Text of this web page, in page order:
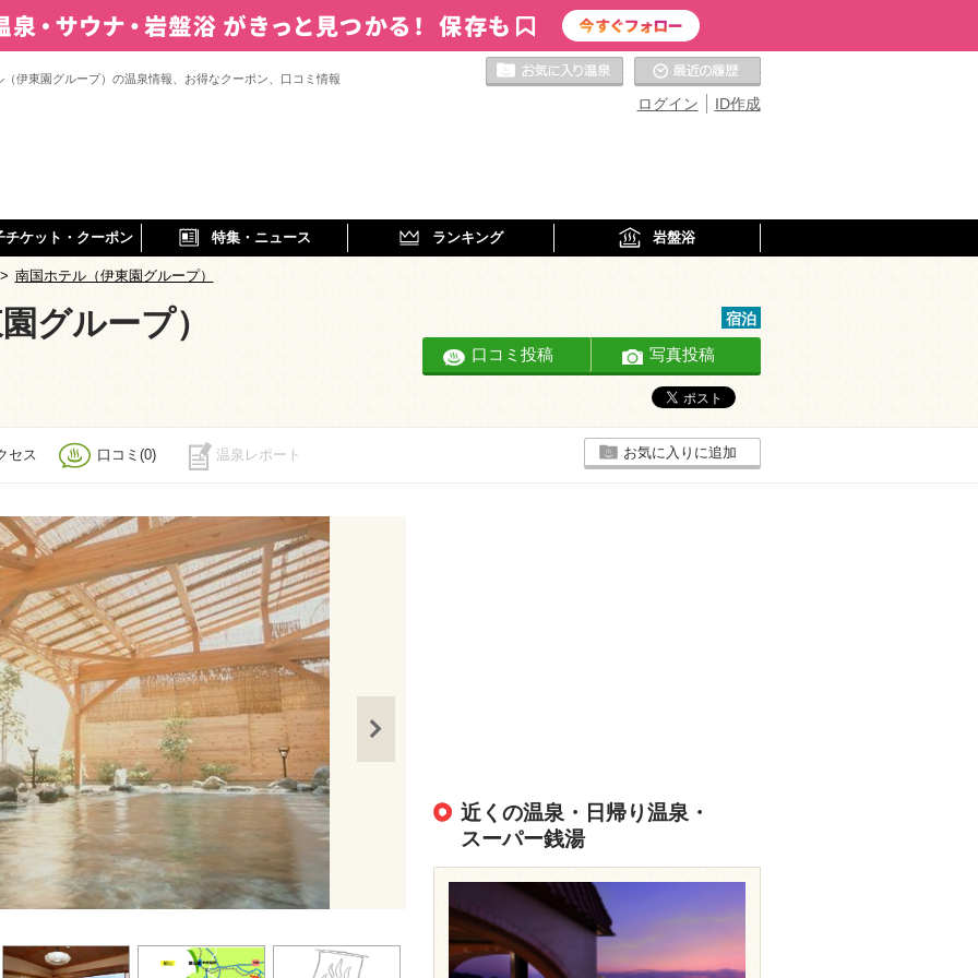
（伊東園グループ）の温泉情報、お得なクーポン、口コミ情報
ID作成
ログイン
お気に入りの温泉
チケット・クーポン 特集・ニュース ランキング 岩盤浴
> 南国ホテル（伊東園グループ）
グループ） 宿泊
口コミ投稿 写真投稿
セス 口コミ(0) 温泉レポート お気に入りに追加
https://travel.rakuten.co.jp/HOTEL/40804/
近くの温泉・日帰り温泉・
スーパー銭湯